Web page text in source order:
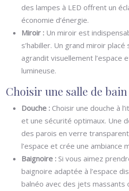
des lampes à LED offrent un
économie d’énergie.
Miroir : Un miroir est
s’habiller. Un grand miroir
agrandit visuellement l’espace
lumineuse.
Choisir une salle de
Douche : Choisir une douche à
et une sécurité optimaux. Une
des parois en verre
l’espace et crée une ambiance
Baignoire : Si vous aimez
baignoire adaptée à l’espace
balnéo avec des jets massants